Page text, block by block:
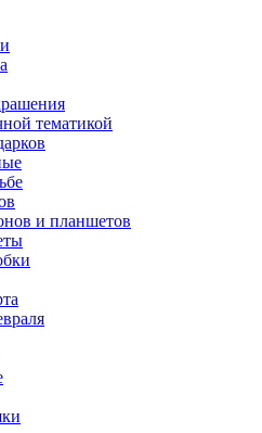
тематикой
и планшетов